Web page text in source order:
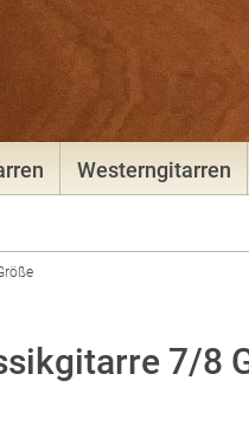
Westerngitarren
7/8